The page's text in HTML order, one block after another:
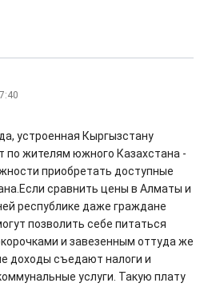
устроенная Кыргызстану
по жителям южного Казахстана -
приобретать доступные
сравнить цены в Алматы и
республике даже граждане
позволить себе питаться
и завезенным оттуда же
доходы съедают налоги и
услуги. Такую плату